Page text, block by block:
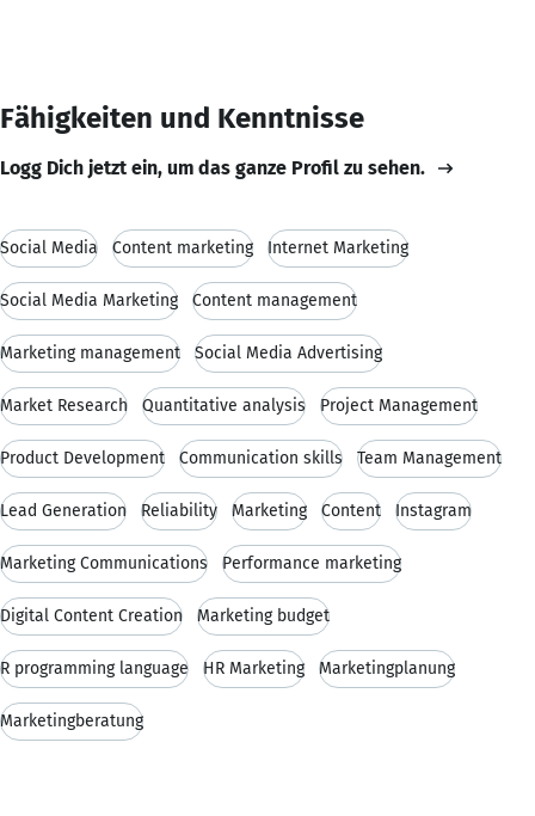
Fähigkeiten und Kenntnisse
Logg Dich jetzt ein, um das ganze Profil zu sehen.
Social Media Content marketing Internet Marketing
Social Media Marketing Content management
Marketing management Social Media Advertising
Market Research Quantitative analysis Project Management
Product Development Communication skills Team Management
Lead Generation Reliability Marketing Content Instagram
Marketing Communications Performance marketing
Digital Content Creation Marketing budget
R programming language HR Marketing Marketingplanung
Marketingberatung